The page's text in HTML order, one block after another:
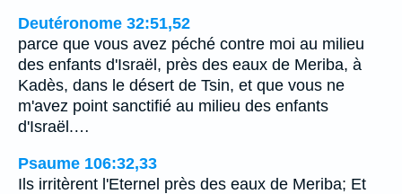
Deutéronome 32:51,52
parce que vous avez péché contre moi au milieu
des enfants d'Israël, près des eaux de Meriba, à
Kadès, dans le désert de Tsin, et que vous ne
m'avez point sanctifié au milieu des enfants
d'Israël.…
Psaume 106:32,33
Ils irritèrent l'Eternel près des eaux de Meriba; Et